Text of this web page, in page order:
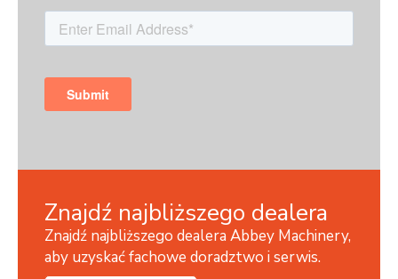
Znajdź najbliższego dealera
Znajdź najbliższego dealera Abbey Machinery,
aby uzyskać fachowe doradztwo i serwis.